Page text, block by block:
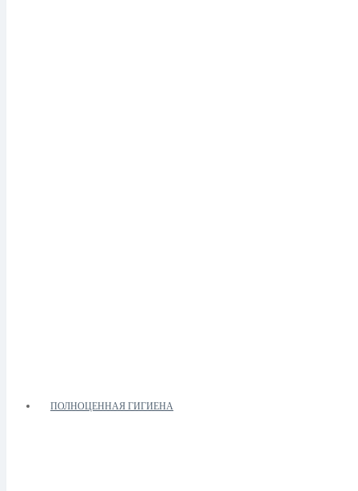
ПОЛНОЦЕННАЯ ГИГИЕНА